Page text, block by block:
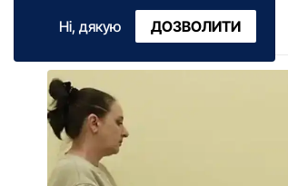
Ні, дякую ДОЗВОЛИТИ
19 січня ·2026